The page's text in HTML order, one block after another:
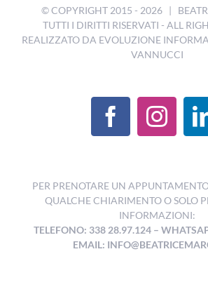
© COPYRIGHT 2015 - 2026 |
TUTTI I DIRITTI RISERVATI - ALL
REALIZZATO DA EVOLUZIONE
VANNUCCI
PER PRENOTARE UN
QUALCHE CHIARIMENTO O SOLO
INFORMAZIONI:
TELEFONO: 338 28.97.124–
EMAIL: